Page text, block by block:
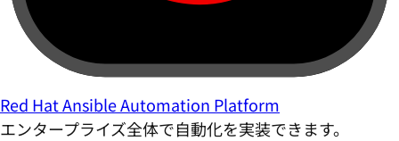
Red Hat Ansible Automation Platform
エンタープライズ全体で自動化を実装できます。